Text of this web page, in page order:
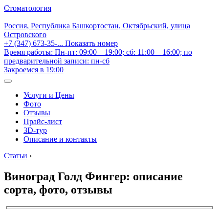
Стоматология
Россия, Республика Башкортостан, Октябрьский, улица
Островского
+7 (347) 673-35-... Показать номер
Время работы: Пн-пт: 09:00—19:00; сб: 11:00—16:00; по
предварительной записи: пн-сб
Закроемся в 19:00
Услуги и Цены
Фото
Отзывы
Прайс-лист
3D-тур
Описание и контакты
Статьи ›
Виноград Голд Фингер: описание
сорта, фото, отзывы